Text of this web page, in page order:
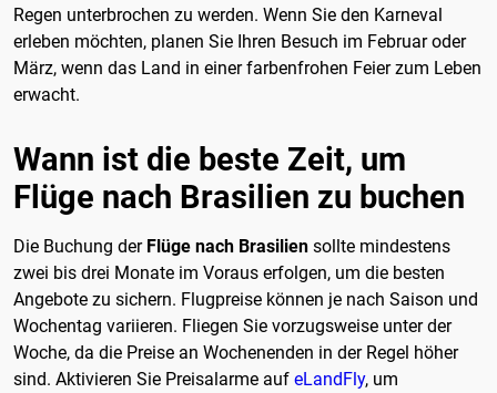
Regen unterbrochen zu werden. Wenn Sie den Karneval
erleben möchten, planen Sie Ihren Besuch im Februar oder
März, wenn das Land in einer farbenfrohen Feier zum Leben
erwacht.
Wann ist die beste Zeit, um
Flüge nach Brasilien zu buchen
Die Buchung der Flüge nach Brasilien sollte mindestens
zwei bis drei Monate im Voraus erfolgen, um die besten
Angebote zu sichern. Flugpreise können je nach Saison und
Wochentag variieren. Fliegen Sie vorzugsweise unter der
Woche, da die Preise an Wochenenden in der Regel höher
sind. Aktivieren Sie Preisalarme auf eLandFly, um